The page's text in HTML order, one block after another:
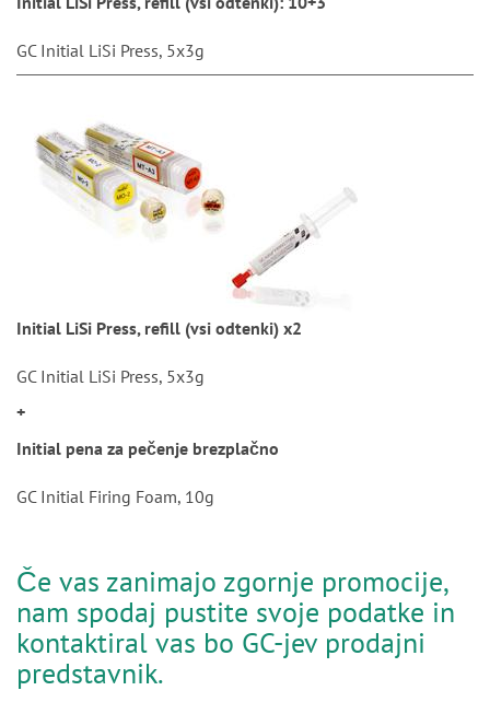
GC Initial LiSi Press, 5x3g
Initial LiSi Press, refill (vsi odtenki) x2
GC Initial LiSi Press, 5x3g
+
Initial pena za pečenje brezplačno
GC Initial Firing Foam, 10g
Če vas zanimajo zgornje promocije,
nam spodaj pustite svoje podatke in
kontaktiral vas bo GC-jev prodajni
predstavnik.